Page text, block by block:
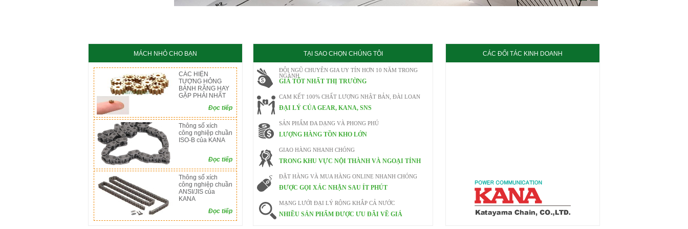
MÁCH NHỎ CHO BẠN
CÁC HIỆN
TƯỢNG HỎNG
BÁNH RĂNG HAY
GẶP PHẢI NHẤT
Đọc tiếp
Thông số xích
công nghiệp chuần
ISO-B của KANA
Đọc tiếp
Thông số xích
công nghiệp chuần
ANSI/JIS của
KANA
Đọc tiếp
TẠI SAO CHỌN CHÚNG TÔI
ĐỘI NGŨ CHUYÊN GIA UY TÍN HƠN 10 NĂM TRONG
NGÀNH
GIÁ TỐT NHẤT THỊ TRƯỜNG
CAM KẾT 100% CHẤT LƯỢNG NHẬT BẢN, ĐÀI LOAN
ĐẠI LÝ CỦA GEAR, KANA, SNS
SẢN PHẨM ĐA DẠNG VÀ PHONG PHÚ
LƯỢNG HÀNG TỒN KHO LỚN
GIAO HÀNG NHANH CHÓNG
TRONG KHU VỰC NỘI THÀNH VÀ NGOẠI TỈNH
ĐẶT HÀNG VÀ MUA HÀNG ONLINE NHANH CHÓNG
ĐƯỢC GỌI XÁC NHẬN SAU ÍT PHÚT
MẠNG LƯỚI ĐẠI LÝ RỘNG KHẮP CẢ NƯỚC
NHIỀU SẢN PHẨM ĐƯỢC ƯU ĐÃI VỀ GIÁ
CÁC ĐỐI TÁC KINH DOANH